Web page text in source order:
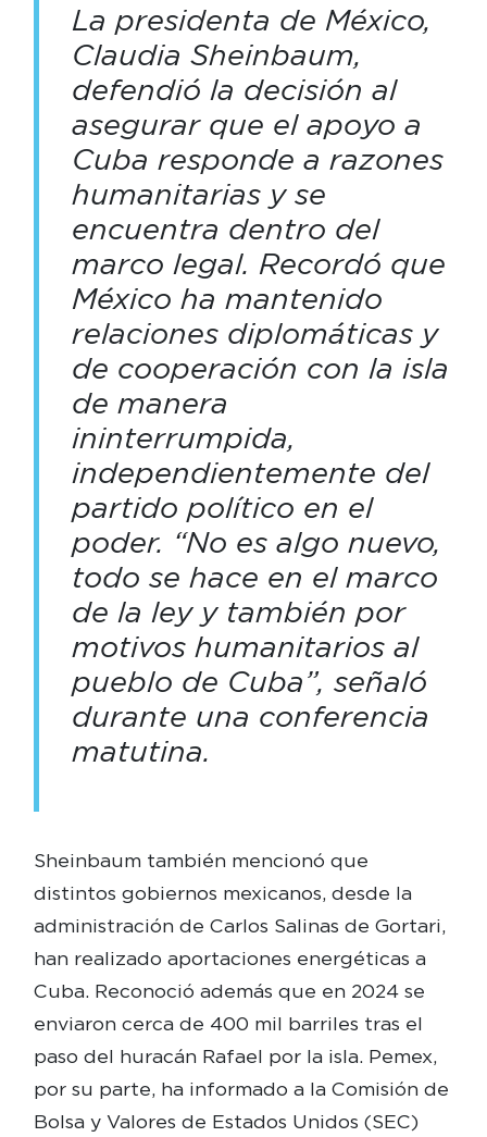
La presidenta de México,
Claudia Sheinbaum,
defendió la decisión al
asegurar que el apoyo a
Cuba responde a razones
humanitarias y se
encuentra dentro del
marco legal. Recordó que
México ha mantenido
relaciones diplomáticas y
de cooperación con la isla
de manera
ininterrumpida,
independientemente del
partido político en el
poder. “No es algo nuevo,
todo se hace en el marco
de la ley y también por
motivos humanitarios al
pueblo de Cuba”, señaló
durante una conferencia
matutina.
Sheinbaum también mencionó que
distintos gobiernos mexicanos, desde la
administración de Carlos Salinas de Gortari,
han realizado aportaciones energéticas a
Cuba. Reconoció además que en 2024 se
enviaron cerca de 400 mil barriles tras el
paso del huracán Rafael por la isla. Pemex,
por su parte, ha informado a la Comisión de
Bolsa y Valores de Estados Unidos (SEC)